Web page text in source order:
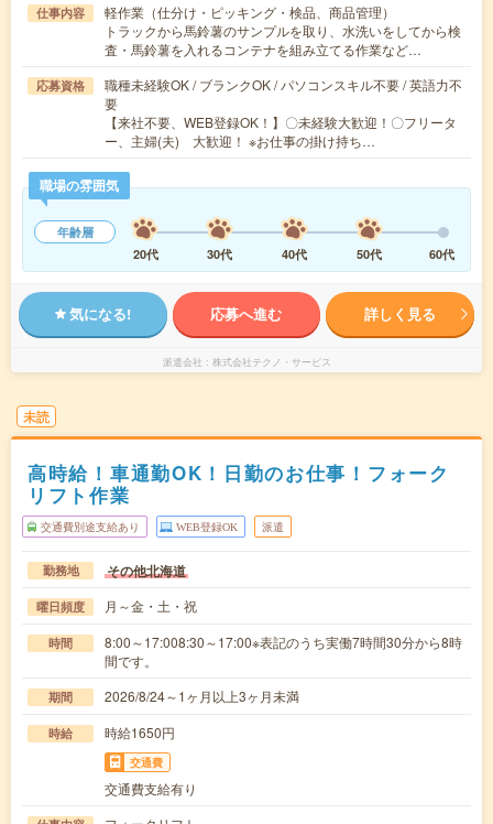
仕事内容
軽作業（仕分け・ピッキング・検品、商品管理）
トラックから馬鈴薯のサンプルを取り、水洗いをしてから検
査・馬鈴薯を入れるコンテナを組み立てる作業など…
応募資格
職種未経験OK / ブランクOK / パソコンスキル不要 / 英語力不
要
【来社不要、WEB登録OK！】〇未経験大歓迎！〇フリータ
ー、主婦(夫) 大歓迎！ ※お仕事の掛け持ち…
職場の雰囲気
年齢層
20代
30代 40代 50代 60代
気になる! 応募へ進む 詳しく見る
派遣会社 株式会社テクノ・サービス
未読
高時給！車通勤OK！日勤のお仕事！フォーク
リフト作業
交通費別途支給あり WEB登録OK 派遣
勤務地 その他北海道
曜日頻度 月～金・土・祝
時間
8:00～17:008:30～17:00※表記のうち実働7時間30分から8時
間です。
期間 2026/8/24～1ヶ月以上3ヶ月未満
時給 時給1650円
交通費
交通費支給有り